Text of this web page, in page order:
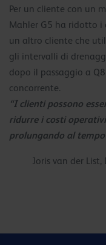
Per un cliente con un
Mahler G5 ha ridotto i
un altro cliente che
gli intervalli di
dopo il passaggio a
concorrente.
“I clienti possono
ridurre i costi
prolungando al
Joris van der